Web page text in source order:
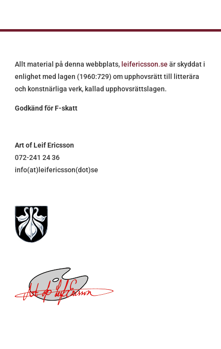
Allt material på denna webbplats, leifericsson.se är skyddat i
enlighet med lagen (1960:729) om upphovsrätt till litterära
och konstnärliga verk, kallad upphovsrättslagen.
Godkänd för F-skatt
Art of Leif Ericsson
072-241 24 36
info(at)leifericsson(dot)se